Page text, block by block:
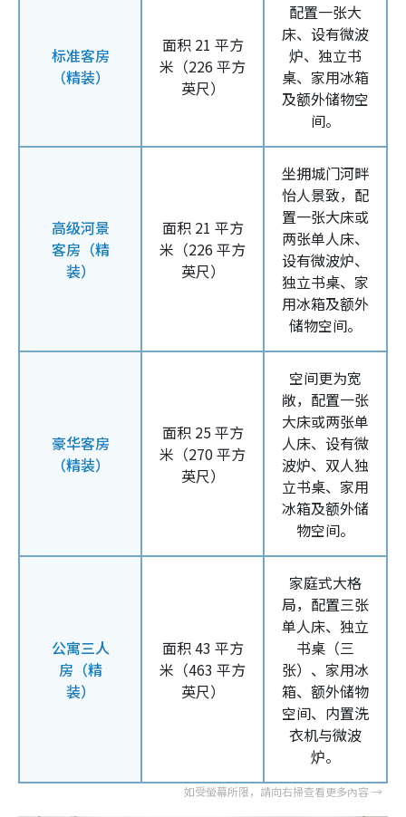
标准客房
（精装）
面积 21 平方
米（226 平方
英尺）
配置一张大
床、设有微波
炉、独立书
桌、家用冰箱
及额外储物空
间。
高级河景
客房（精
装）
面积 21 平方
米（226 平方
英尺）
坐拥城门河畔
怡人景致，配
置一张大床或
两张单人床、
设有微波炉、
独立书桌、家
用冰箱及额外
储物空间。
豪华客房
（精装）
面积 25 平方
米（270 平方
英尺）
空间更为宽
敞，配置一张
大床或两张单
人床、设有微
波炉、双人独
立书桌、家用
冰箱及额外储
物空间。
公寓三人
房（精
装）
面积 43 平方
米（463 平方
英尺）
家庭式大格
局，配置三张
单人床、独立
书桌（三
张）、家用冰
箱、额外储物
空间、内置洗
衣机与微波
炉。